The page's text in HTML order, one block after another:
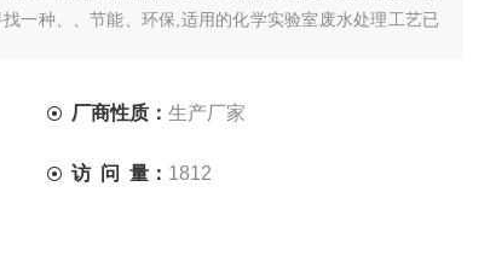
一种、、节能、环保,适用的化学实验室废水处理工艺已
厂商性质： 生产厂家
访 问 量： 1812